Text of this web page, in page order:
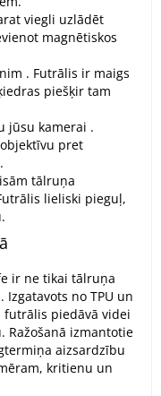
viegli uzlādēt
magnētiskos
. Futrālis ir maigs
piešķir tam
jūsu kamerai .
pret
tālruņa
lieliski pieguļ,
ir ne tikai tālruņa
no TPU un
futrālis piedāvā videi
Ražošanā izmantotie
aizsardzību
kritienu un